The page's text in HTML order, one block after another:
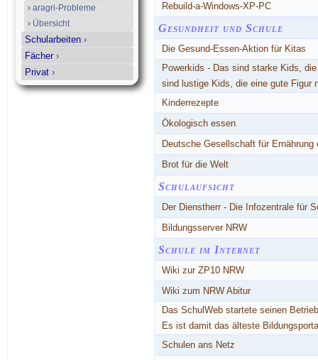
› aragri-Probleme
› Übersicht
Schularbeiten ›
Fächer ›
Privat ›
Rebuild-a-Windows-XP-PC
Gesundheit und Schule
Die Gesund-Essen-Aktion für Kitas
Powerkids - Das sind starke Kids,
sind lustige Kids, die eine gute
Kinderrezepte
Ökologisch essen
Deutsche Gesellschaft für
Brot für die Welt
Schulaufsicht
Der Dienstherr - Die Infozentrale für
Bildungsserver NRW
Schule im Internet
Wiki zur ZP10 NRW
Wiki zum NRW Abitur
Das SchulWeb startete seinen
Es ist damit das älteste
Schulen ans Netz